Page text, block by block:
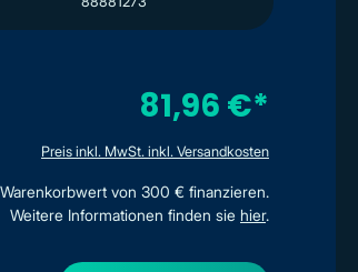
81,96 €*
Preis inkl. MwSt. inkl. Versandkosten
von 300 € finanzieren.
Weitere Informationen finden sie hier.